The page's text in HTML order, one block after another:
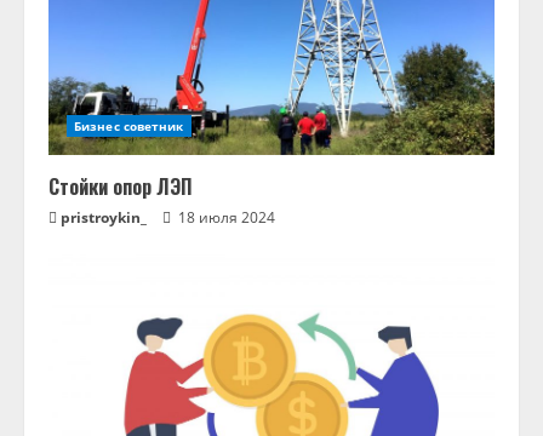
ч
т
е
н
Бизнес советник
Стойки опор ЛЭП
pristroykin_ 18 июля 2024